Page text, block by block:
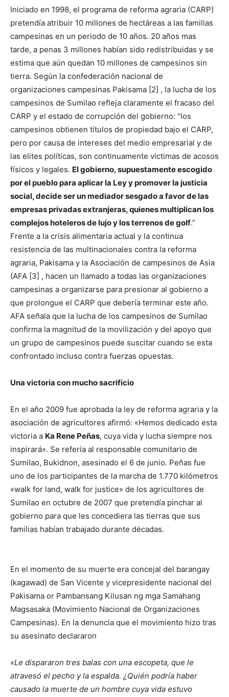
Iniciado en 1998, el programa de reforma agraria (CARP)
pretendía atribuir 10 millones de hectáreas a las familias
campesinas en un periodo de 10 años. 20 años mas
tarde, a penas 3 millones habían sido redistribuidas y se
estima que aún quedan 10 millones de campesinos sin
tierra. Según la confederación nacional de
organizaciones campesinas Pakisama [2] , la lucha de los
campesinos de Sumilao refleja claramente el fracaso del
CARP y el estado de corrupción del gobierno: “los
campesinos obtienen títulos de propiedad bajo el CARP,
pero por causa de intereses del medio empresarial y de
las elites políticas, son continuamente victimas de acosos
físicos y legales. El gobierno, supuestamente escogido
por el pueblo para aplicar la Ley y promover la justicia
social, decide ser un mediador sesgado a favor de las
empresas privadas extranjeras, quienes multiplican los
complejos hoteleros de lujo y los terrenos de golf.”
Frente a la crisis alimentaria actual y la continua
resistencia de las multinacionales contra la reforma
agraria, Pakisama y la Asociación de campesinos de Asia
(AFA [3] , hacen un llamado a todas las organizaciones
campesinas a organizarse para presionar al gobierno a
que prolongue el CARP que debería terminar este año.
AFA señala que la lucha de los campesinos de Sumilao
confirma la magnitud de la movilización y del apoyo que
un grupo de campesinos puede suscitar cuando se esta
confrontado incluso contra fuerzas opuestas.
Una victoria con mucho sacrificio
En el año 2009 fue aprobada la ley de reforma agraria y la
asociación de agricultores afirmó: «Hemos dedicado esta
victoria a Ka Rene Peñas, cuya vida y lucha siempre nos
inspirará». Se refería al responsable comunitario de
Sumilao, Bukidnon, asesinado el 6 de junio. Peñas fue
uno de los participantes de la marcha de 1.770 kilómetros
«walk for land, walk for justice» de los agricultores de
Sumilao en octubre de 2007 que pretendía pinchar al
gobierno para que les concediera las tierras que sus
familias habían trabajado durante décadas.
En el momento de su muerte era concejal del barangay
(kagawad) de San Vicente y vicepresidente nacional del
Pakisama or Pambansang Kilusan ng mga Samahang
Magsasaka (Movimiento Nacional de Organizaciones
Campesinas). En la denuncia que el movimiento hizo tras
su asesinato declararon
«Le dispararon tres balas con una escopeta, que le
atravesó el pecho y la espalda. ¿Quién podría haber
causado la muerte de un hombre cuya vida estuvo